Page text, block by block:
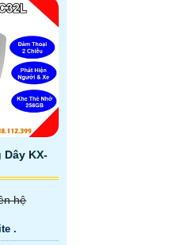
Dây KX-
hệ
.